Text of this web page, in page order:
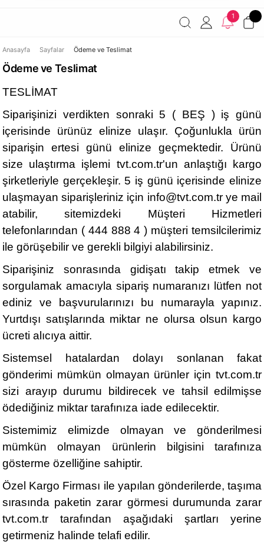
7000 TL ve üzeri
Şirketinize ait cihazları JAMF ile
1
Anasayfa Sayfalar Ödeme ve Teslimat
Ödeme ve Teslimat
TESLİMAT
Siparişinizi verdikten sonraki 5 ( BEŞ ) iş günü
içerisinde ürünüz elinize ulaşır. Çoğunlukla ürün
siparişin ertesi günü elinize geçmektedir. Ürünü
size ulaştırma işlemi tvt.com.tr'un anlaştığı kargo
şirketleriyle gerçekleşir. 5 iş günü içerisinde elinize
ulaşmayan siparişleriniz için info@tvt.com.trye mail
atabilir, sitemizdeki Müşteri Hizmetleri
telefonlarından ( 444 888 4 ) müşteri temsilcilerimiz
ile görüşebilir ve gerekli bilgiyi alabilirsiniz.
Siparişiniz sonrasında gidişatı takip etmek ve
sorgulamak amacıyla sipariş numaranızı lütfen not
ediniz ve başvurularınızı bu numarayla yapınız.
Yurtdışı satışlarında miktar ne olursa olsun kargo
ücreti alıcıya aittir.
Sistemsel hatalardan dolayı sonlanan fakat
gönderimi mümkün olmayan ürünler için tvt.com.tr
sizi arayıp durumu bildirecek ve tahsil edilmişse
ödediğiniz miktar tarafınıza iade edilecektir.
Sistemimiz elimizde olmayan ve gönderilmesi
mümkün olmayan ürünlerin bilgisini tarafınıza
gösterme özelliğine sahiptir.
Özel Kargo Firması ile yapılan gönderilerde, taşıma
sırasında paketin zarar görmesi durumunda zarar
tvt.com.tr tarafından aşağıdaki şartları yerine
getirmeniz halinde telafi edilir.